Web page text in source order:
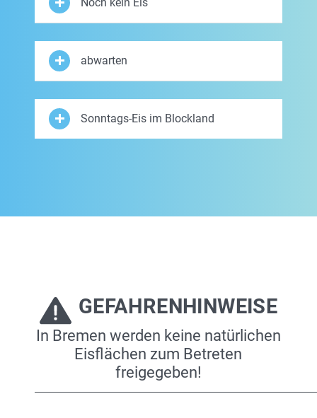
abwarten
Sonntags-Eis im Blockland
GEFAHRENHINWEISE
In Bremen werden keine natürlichen
Eisflächen zum Betreten
freigegeben!